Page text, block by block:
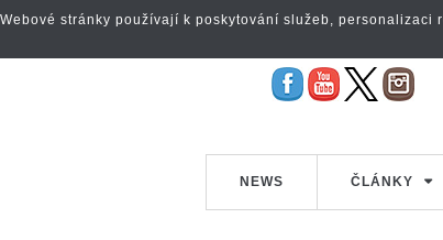
NEWS ČLÁNKY
Webové stránky používají k poskytování služeb,